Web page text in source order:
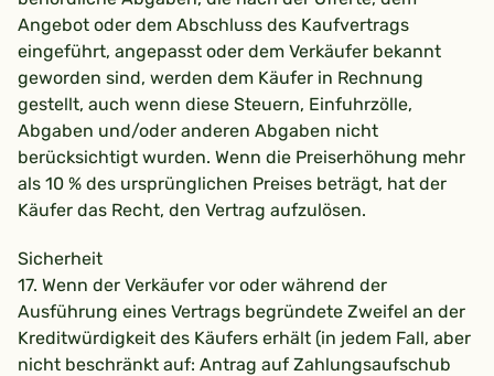
Angebot oder dem Abschluss des Kaufvertrags
eingeführt, angepasst oder dem Verkäufer bekannt
geworden sind, werden dem Käufer in Rechnung
gestellt, auch wenn diese Steuern, Einfuhrzölle,
Abgaben und/oder anderen Abgaben nicht
berücksichtigt wurden. Wenn die Preiserhöhung mehr
als 10 % des ursprünglichen Preises beträgt, hat der
Käufer das Recht, den Vertrag aufzulösen.
Sicherheit
17. Wenn der Verkäufer vor oder während der
Ausführung eines Vertrags begründete Zweifel an der
Kreditwürdigkeit des Käufers erhält (in jedem Fall, aber
nicht beschränkt auf: Antrag auf Zahlungsaufschub